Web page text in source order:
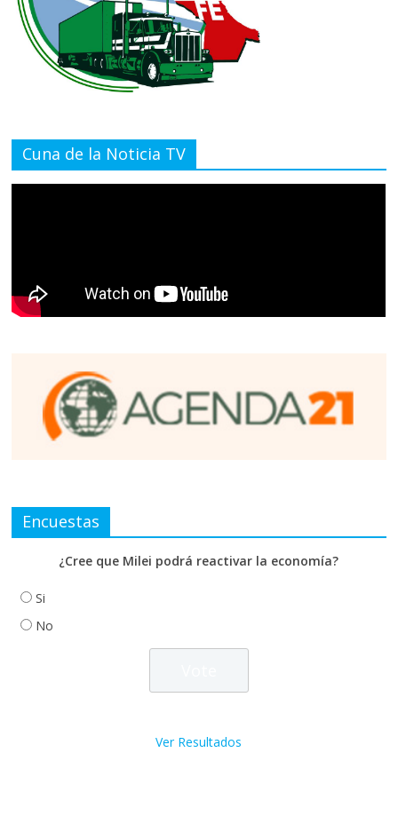
Cuna de la Noticia TV
Encuestas
¿Cree que Milei podrá reactivar la economía?
Si
No
Ver Resultados